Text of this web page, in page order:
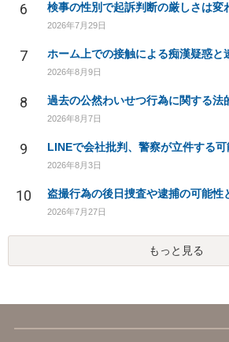
6 検事の性別で起訴判断の厳しさは変
2026年7月29日
7 ホーム上での接触による痴漢疑惑と
2026年8月9日
8 過去の公然わいせつ行為に関する法
2026年8月7日
9 LINEで会社批判、警察が立件する可
2026年8月3日
10 盗撮行為の後日捜査や逮捕の可能性
2026年7月27日
もっと見る